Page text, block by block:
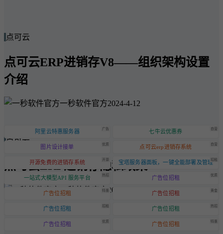
点可云
点可云ERP进销存V8——组织架构设置
介绍
一秒软件官方2024-4-12
点可云
点可云ERP进销存隐私政策
一秒软件官方2024-6-20
阿里云特惠服务器 广告 七牛云优惠券 自营
图片设计接单 优质 点可云erp进销存系统 自营
开源免费的进销存系统 开源 宝塔服务器面板，一键全能部署及管理招租
一站式大模型API 服务平台 热招 广告位招租 优质
广告位招租 特惠 广告位招租 黄金
广告位招租 招租 广告位招租 热招
广告位招租 优质 广告位招租 特惠